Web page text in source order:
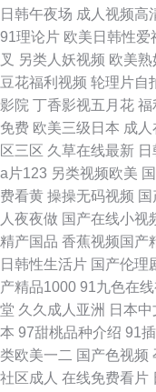
日韩午夜场 成人视频高
91理论片 欧美日韩性爱
叉 另类人妖视频 欧美熟
豆花福利视频 轮理片自
影院 丁香影视五月花 福
免费 欧美三级日本 成
区三区 久草在线最新
a片123 另类视频欧美
费看黄 操操无码视频
人夜夜做 国产在线小视
精产国品 香蕉视频国产
日韩性生活片 国产伦理
产精品1000 91九色在
堂 久久成人亚洲 日本
本 97甜桃品种介绍 91
类欧美一二 国产色视频
社区成人 在线免费看片